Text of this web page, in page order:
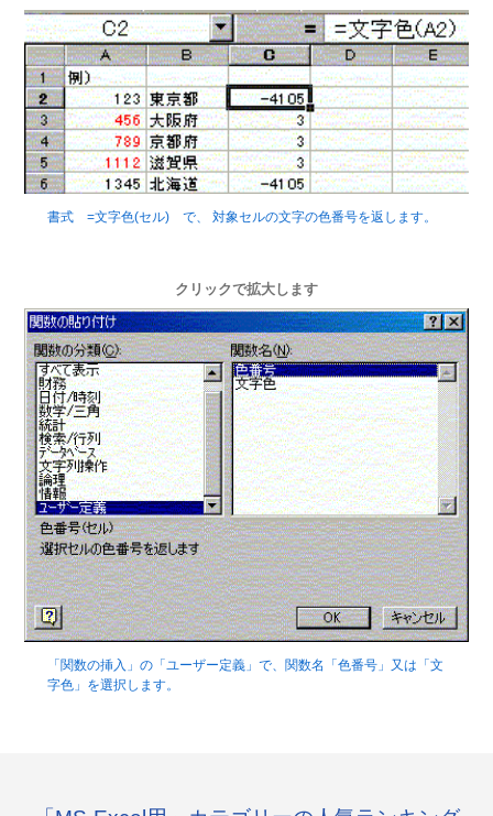
書式 =文字色(セル) で、 対象セルの文字の色番号を返します。
クリックで拡大します
「関数の挿入」の「ユーザー定義」で、関数名「色番号」又は「文
字色」を選択します。